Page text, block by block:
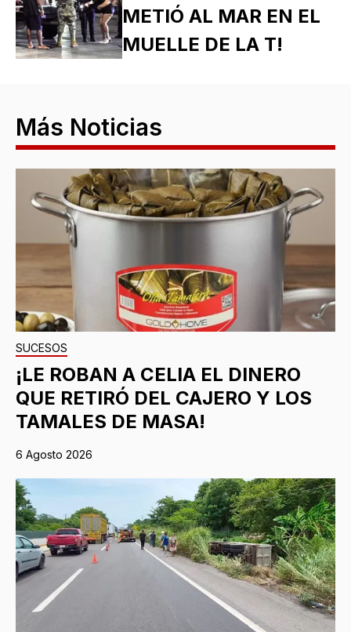
METIÓ AL MAR EN EL
MUELLE DE LA T!
Más Noticias
SUCESOS
¡LE ROBAN A CELIA EL DINERO
QUE RETIRÓ DEL CAJERO Y LOS
TAMALES DE MASA!
6 Agosto 2026